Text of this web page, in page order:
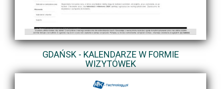
GDAŃSK - KALENDARZE W FORMIE
WIZYTÓWEK